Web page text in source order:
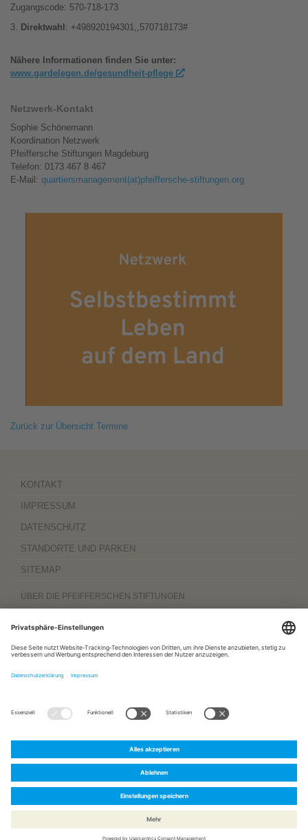
Zugangscode: 570-718-173
3. Direktwahl : +498920194301,,570718173#
Nähere Informationen finden Sie unter:
www.gardelegen.de/gesundheit-pflege
Netzwerk-Kontakt
Sophie Schönemann
Koordination Netzwerk
Pfeiffersche Stiftungen Magdeburg
Telefon: 0173 467 8 467
E-Mail: quartiersmanagement(at)pfeiffersche-stiftungen.org
Zurück zur Übersicht Termine
KONTAKT
IMPRESSUM
DATENSCHUTZ
STANDORTE UND PARKEN
SITEMAP
ÜBER DIE PFEIFFERSCHEN STIFTUNGEN
Komplexträger und bieten
Menschen mit Behinderung, außerdemWerkstättenmit ca. 600 Beschäftigten
hinaus sind sie zu 100 Prozent am
www.pfeiffersche-stiftungen.de
ZERTIFIZIERUNG FOLGEN SIE UNS AUF:
Pfeiffersche
Stiftungen
auf
Stiftungen